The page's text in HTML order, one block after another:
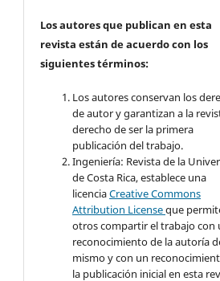
Los autores que publican en esta
revista están de acuerdo con los
siguientes términos:
Los autores conservan los
de autor y garantizan a la
derecho de ser la primera
publicación del trabajo.
Ingeniería: Revista de la
de Costa Rica, establece una
licenciaCreative Commons
Attribution Licenseque
otros compartir el trabajo con
reconocimiento de la autoría
mismo y con un
la publicación inicial en esta